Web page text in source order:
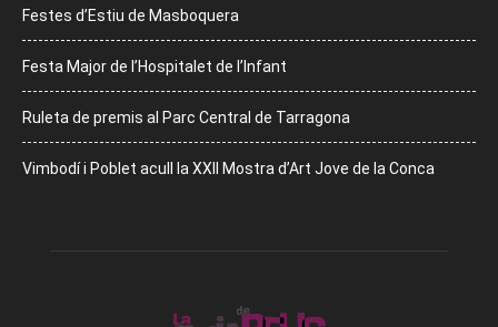
Festes d’Estiu de Masboquera
Festa Major de l’Hospitalet de l’Infant
Ruleta de premis al Parc Central de Tarragona
Vimbodí i Poblet acull la XXII Mostra d’Art Jove de la Conca